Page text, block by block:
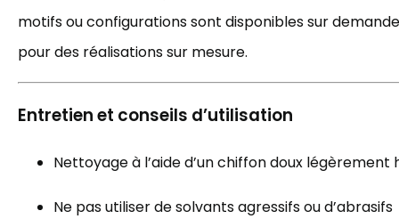
motifs ou configurations sont disponibles sur
pour des réalisations sur mesure.
Entretien et conseils d’utilisation
Nettoyage à l’aide d’un chiffon doux légèrement
Ne pas utiliser de solvants agressifs ou d’abrasifs